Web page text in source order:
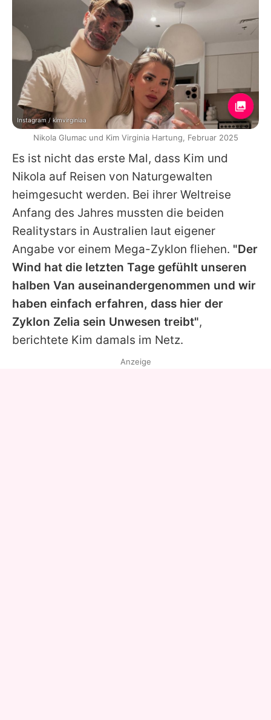
Es ist nicht das erste Mal, dass Kim und
Nikola auf Reisen von Naturgewalten
heimgesucht werden. Bei ihrer Weltreise
Anfang des Jahres mussten die beiden
Realitystars in Australien laut eigener
Angabe vor einem Mega-Zyklon fliehen. "Der
Wind hat die letzten Tage gefühlt unseren
halben Van auseinandergenommen und wir
haben einfach erfahren, dass hier der
Zyklon Zelia sein Unwesen treibt",
berichtete Kim damals im Netz.
Instagram / kimvirginiaa
Nikola Glumac und Kim Virginia Hartung, Februar 2025
Anzeige